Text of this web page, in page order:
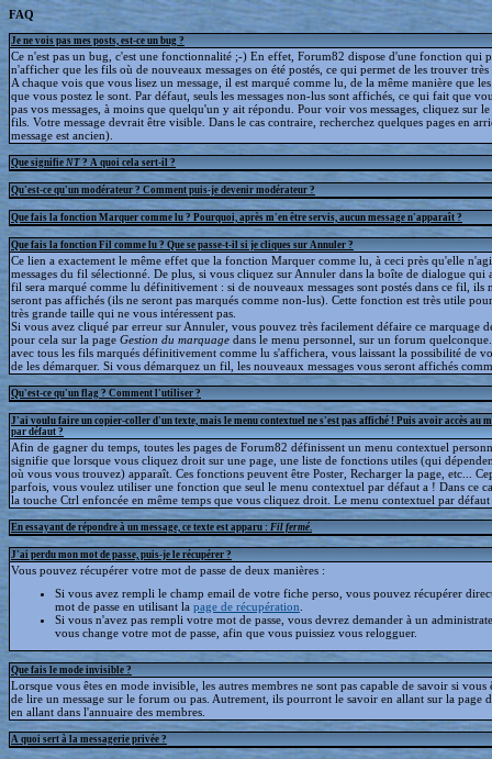
FAQ
Je ne vois pas mes posts, est-ce un bug ?
Ce n'est pas un bug, c'est une fonctionnalité ;-) En effet, Forum82 dispose d'une fonction qui
n'afficher que les fils où de nouveaux messages on été postés, ce qui permet de les trouver
A chaque vois que vous lisez un message, il est marqué comme lu, de la même manière que les
que vous postez le sont. Par défaut, seuls les messages non-lus sont affichés, ce qui fait que
pas vos messages, à moins que quelqu'un y ait répondu. Pour voir vos messages, cliquez sur
fils. Votre message devrait être visible. Dans le cas contraire, recherchez quelques pages en
message est ancien).
Que signifie NT ? A quoi cela sert-il ?
Qu'est-ce qu'un modérateur ? Comment puis-je devenir modérateur ?
Que fais la fonction Marquer comme lu ? Pourquoi, après m'en être servis, aucun message n'apparaît ?
Que fais la fonction Fil comme lu ? Que se passe-t-il si je cliques sur Annuler ?
Ce lien a exactement le même effet que la fonction Marquer comme lu, à ceci près qu'elle
messages du fil sélectionné. De plus, si vous cliquez sur Annuler dans la boîte de dialogue qui
fil sera marqué comme lu définitivement : si de nouveaux messages sont postés dans ce fil, ils
seront pas affichés (ils ne seront pas marqués comme non-lus). Cette fonction est très utile
très grande taille qui ne vous intéressent pas.
Si vous avez cliqué par erreur sur Annuler, vous pouvez très facilement défaire ce marquage
pour cela sur la page Gestion du marquage dans le menu personnel, sur un forum
avec tous les fils marqués définitivement comme lu s'affichera, vous laissant la possibilité de
de les démarquer. Si vous démarquez un fil, les nouveaux messages vous seront affichés
Qu'est-ce qu'un flag ? Comment l'utiliser ?
J'ai voulu faire un copier-coller d'un texte, mais le menu contextuel ne s'est pas affiché ! Puis avoir accès au
par défaut ?
Afin de gagner du temps, toutes les pages de Forum82 définissent un menu contextuel
signifie que lorsque vous cliquez droit sur une page, une liste de fonctions utiles (qui
où vous vous trouvez) apparaît. Ces fonctions peuvent être Poster, Recharger la page, etc...
parfois, vous voulez utiliser une fonction que seul le menu contextuel par défaut a ! Dans ce
la touche Ctrl enfoncée en même temps que vous cliquez droit. Le menu contextuel par
En essayant de répondre à un message, ce texte est apparu : Fil fermé
J'ai perdu mon mot de passe, puis-je le récupérer ?
Vous pouvez récupérer votre mot de passe de deux manières :
Si vous avez rempli le champ email de votre fiche perso, vous pouvez récupérer
mot de passe en utilisant la page de récupération
Si vous n'avez pas rempli votre mot de passe, vous devrez demander à un
vous change votre mot de passe, afin que vous puissiez vous relogguer.
Que fais le mode invisible ?
Lorsque vous êtes en mode invisible, les autres membres ne sont pas capable de savoir si vous
de lire un message sur le forum ou pas. Autrement, ils pourront le savoir en allant sur la page
en allant dans l'annuaire des membres.
A quoi sert à la messagerie privée ?